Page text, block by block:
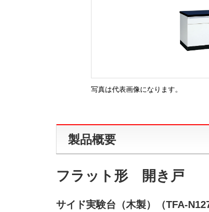
写真は代表画像になります。
製品概要
フラット形 開き戸
サイド実験台（木製）（TFA-